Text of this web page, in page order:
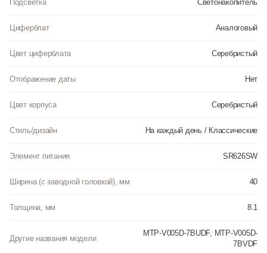
Подсветка Светонакопитель
Циферблат Аналоговый
Цвет циферблата Серебристый
Отображение даты Нет
Цвет корпуса Серебристый
Стиль/дизайн На каждый день / Классические
Элемент питания SR626SW
Ширина (с заводной головкой), мм 40
Толщина, мм 8.1
Другие названия модели
MTP-V005D-7BUDF, MTP-V005D-
7BVDF